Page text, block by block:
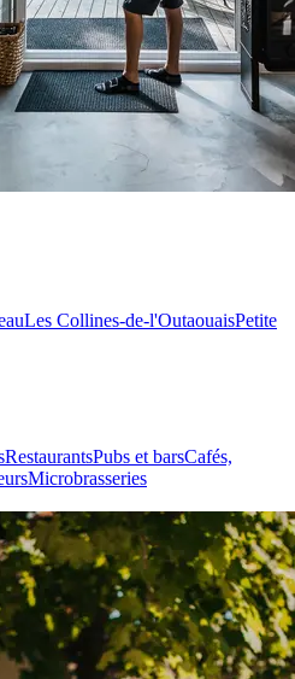
Les Collines-de-l'OutaouaisPetite
RestaurantsPubs et barsCafés,
Microbrasseries